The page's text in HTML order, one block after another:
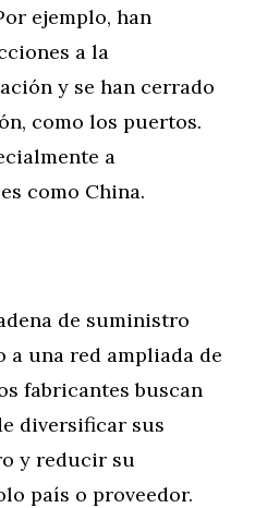
ejemplo, han
a la
y se han cerrado
como los puertos.
a
como China.
de suministro
a una red ampliada de
fabricantes buscan
diversificar sus
y reducir su
país o proveedor.